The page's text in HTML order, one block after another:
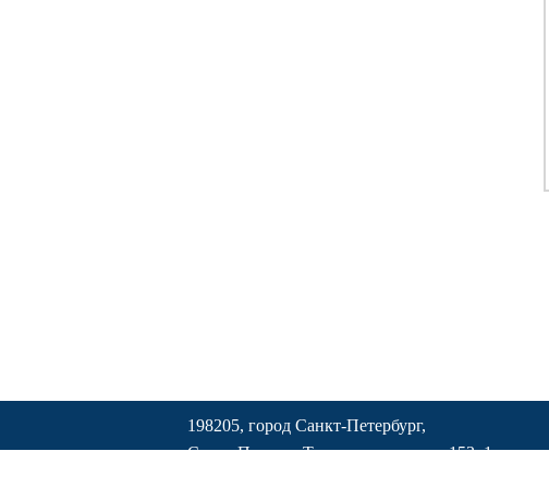
198205, город Санкт-Петербург,
Старо-Паново, Таллинское ш. дом 153к1